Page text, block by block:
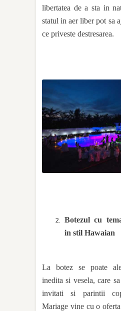
libertatea de a sta in
statul in aer liber pot sa
ce priveste destresarea.
Botezul cu
in stil Hawaian
La botez se poate
inedita si vesela, care
invitati si parintii
Mariage vine cu o